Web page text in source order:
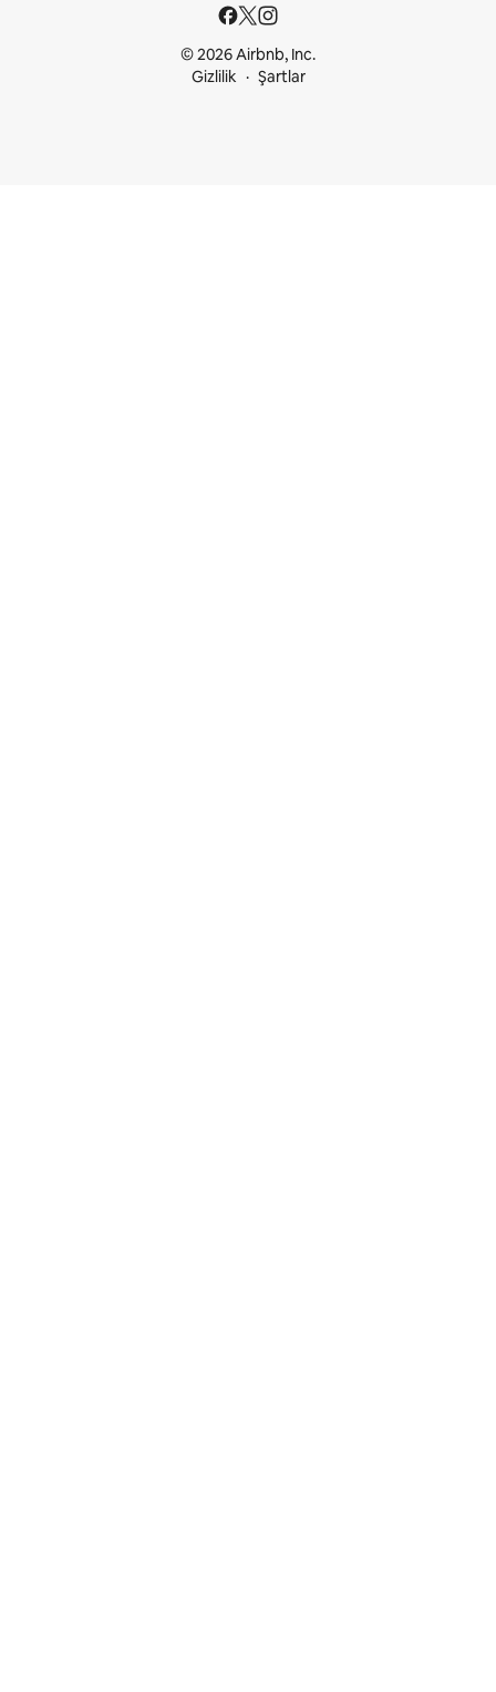
© 2026 Airbnb, Inc.
Gizlilik
Şartlar